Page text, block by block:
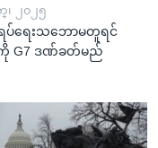
၊ ၂၀၂၅
ပ်ရေးသဘောမတူရင်
ကို G7 ဒဏ်ခတ်မည်